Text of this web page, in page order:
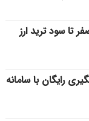
تا سود ترید ارز
رایگان با سامانه